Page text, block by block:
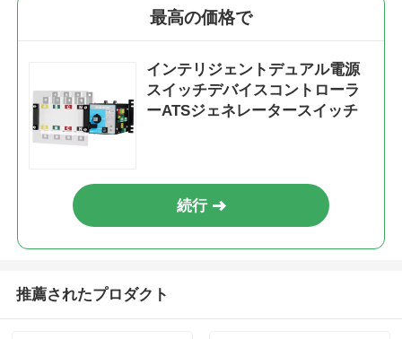
最高の価格で
インテリジェントデュアル電源
スイッチデバイスコントローラ
ーATSジェネレータースイッチ
続行
推薦されたプロダクト